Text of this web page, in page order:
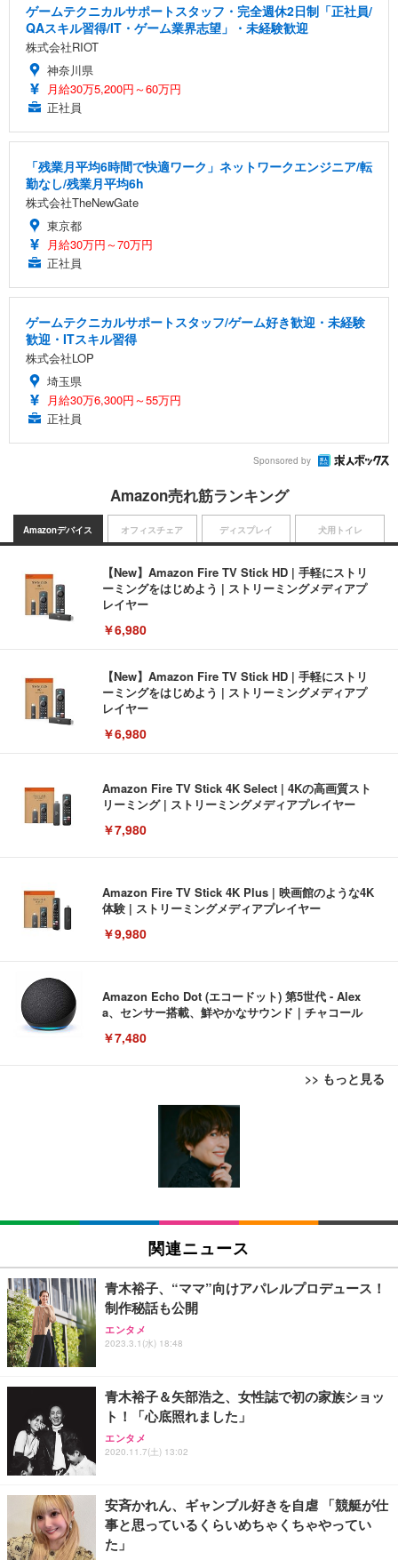
ゲームテクニカルサポートスタッフ・完全週休2日制「正社員/
QAスキル習得/IT・ゲーム業界志望」・未経験歓迎
株式会社RIOT
神奈川県
月給30万5,200円～60万円
正社員
「残業月平均6時間で快適ワーク」ネットワークエンジニア/転
勤なし/残業月平均6h
株式会社TheNewGate
東京都
月給30万円～70万円
正社員
ゲームテクニカルサポートスタッフ/ゲーム好き歓迎・未経験
歓迎・ITスキル習得
株式会社LOP
埼玉県
月給30万6,300円～55万円
正社員
Sponsored by
Amazon売れ筋ランキング
Amazonデバイス
【New】Amazon Fire TV Stick HD | 手軽にストリ
ーミングをはじめよう | ストリーミングメディアプ
レイヤー
￥6,980
【New】Amazon Fire TV Stick HD | 手軽にストリ
ーミングをはじめよう | ストリーミングメディアプ
レイヤー
￥6,980
Amazon Fire TV Stick 4K Select | 4Kの高画質スト
リーミング | ストリーミングメディアプレイヤー
￥7,980
Amazon Fire TV Stick 4K Plus | 映画館のような4K
体験 | ストリーミングメディアプレイヤー
￥9,980
Amazon Echo Dot (エコードット) 第5世代 - Alex
a、センサー搭載、鮮やかなサウンド｜チャコール
￥7,480
>> もっと見る
オフィスチェア
[EdoErgo] オフィスチェア 椅子 テレワーク 疲れな
い 跳ね上げ式アームレスト コンパクト 約105度ロッ
キング pc 事務椅子 360度回転 座面昇降 強化ナイロ
ン樹脂ベース 通気性メッシュ 在宅ワーク H-WY01
(黒網+黒枠+黒足)
SIHOO B100 オフィスチェア／デスクチェア メッシ
ュチェア 人間工学 疲れない ブラック
￥27,999
Sezlife オフィスチェア デスクチェア 疲れない テレ
ワーク チェア 強化バックレスト 30度ロッキング機
能 人間工学 椅子 腰サポート 90度跳ね上げ式アーム
ョン PCチェア 通気性メッシュ ゲーミング/勉強/事
務用 おしゃれ パソコンチェア (ブラック)
Sezlife オフィスチェア デスクチェア 疲れない テレ
ワーク チェア 強化バックレスト 30度ロッキング機
能 人間工学 椅子 腰サポート 90度跳ね上げ式アーム
務用 おしゃれ パソコンチェア (ホワイト)
ANDWINT オフィスチェア デスクチェア 肘なし メ
ッシュ 通気性 ランバーサポート付き 腰サポート ガ
ディスプレイ
EIZO ビジネス向けプレミアムモニター | FlexScan
EV3240X-WT | 31.5型4K UHD・USB Type-C・ホワ
EIZO ビジネス向けプレミアムモニター | FlexScan
【純正品】27"ゲーミングモニター DualSense 充電
フック付き（CFI-ZDM1J）
【整備済み品】Dell E2724HS 27インチ 液晶モニタ
ー フルHD（1920×1080）VA 非光沢 HDMI/DisplayP
ort/VGA スピーカー内蔵 高さ調整 スイベル VESA対
【MiniLED/24.5inch/280Hz/FHD】GRAPHT THE S
HOOTER Gaming Monitor 24” Essential ゲーミン
犬用トイレ
Amazonベーシック ペットシーツ 薄型 レギュラー 1
回使い捨て 無香料 ホワイト 300枚
Amazonベーシック ペットシーツ 厚型 ワイド 42枚
x2袋(84枚) ホワイト(吸収面:ライトブルー)
￥3,234
ネオ・ルーライフ ネオ・オムツ L 中型犬用 26枚入
り 単品
Smart Basic(スマートベーシック) 【Amazon.co.jp
限定】 Smart Basic アイリスオーヤマ ペットシーツ
超厚型 お徳用 ワイド 100枚入 (x 1) (ケース販売)
アイリスオーヤマ ペットシーツ 超厚型 お徳用 レギ
ュラー 200枚入【Amazon.co.jp限定】
関連ニュース
青木裕子、“ママ”向けアパレルプロデュース！
制作秘話も公開
エンタメ
2023.3.1(水) 18:48
青木裕子＆矢部浩之、女性誌で初の家族ショッ
ト！「心底照れました」
エンタメ
2020.11.7(土) 13:02
安斉かれん、ギャンブル好きを自虐 「競艇が仕
事と思っているくらいめちゃくちゃやってい
た」